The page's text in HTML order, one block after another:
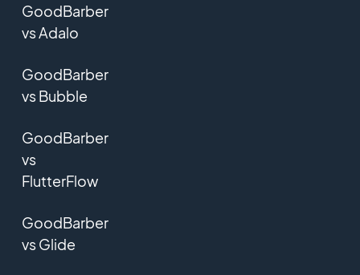
GoodBarber
vs Adalo
GoodBarber
vs Bubble
GoodBarber
vs
FlutterFlow
GoodBarber
vs Glide